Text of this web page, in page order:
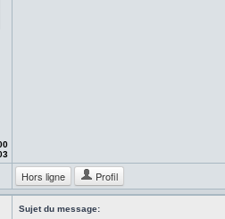
Hors ligne Profil
Sujet du message: